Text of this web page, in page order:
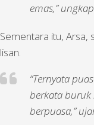
emas,”
Sementara itu, Arsa,
lisan.
“Ternyata
berkata buruk
berpuasa,”